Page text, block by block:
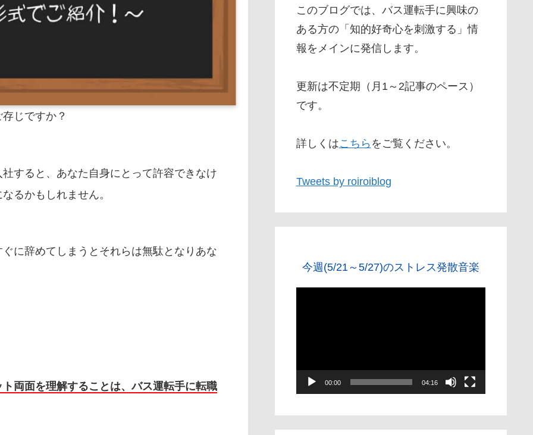
じですか？
すると、あなた自身にとって許容できなけ
るかもしれません。
に辞めてしまうとそれらは無駄となりあな
両面を理解することは、バス運転手に転職
このブログでは、バス運転手に興味の
ある方の「知的好奇心を刺激する」情
報をメインに発信します。
更新は不定期（月1～2記事のペース）
です。
詳しくはこちら をご覧ください。
Tweets by roiroiblog
今週(5/21～5/27)のストレス発散音楽
ー
ヤ
00:00 04:16